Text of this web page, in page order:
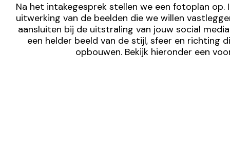
Na het intakegesprek stellen we een fotoplan op.
uitwerking van de beelden die we willen
aansluiten bij de uitstraling van jouw social
een helder beeld van de stijl, sfeer en richting
opbouwen. Bekijk hieronder een